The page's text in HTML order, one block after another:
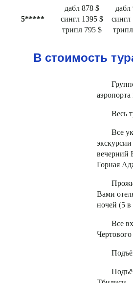
5*****
дабл 878 $
сингл 1395 $
трипл 795 $
дабл
сингл
В стоимость
Весь
Все
вечерний
Горная
Вами
ночей (5
Все
Чертового